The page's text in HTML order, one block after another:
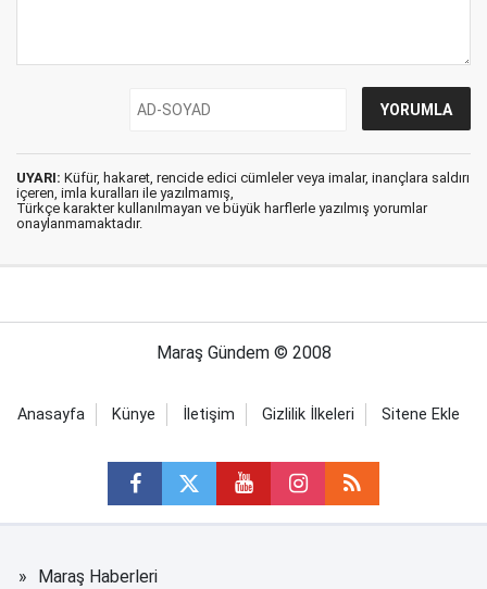
UYARI: Küfür, hakaret, rencide edici cümleler veya imalar, inançlara saldırı
içeren, imla kuralları ile yazılmamış,
Türkçe karakter kullanılmayan ve büyük harflerle yazılmış yorumlar
onaylanmamaktadır.
Maraş Gündem © 2008
Anasayfa Künye İletişim Gizlilik İlkeleri Sitene Ekle
Maraş Haberleri